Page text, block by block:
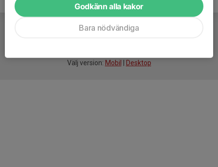
Välj version: Mobil Desktop
Godkänn alla kakor
Bara nödvändiga